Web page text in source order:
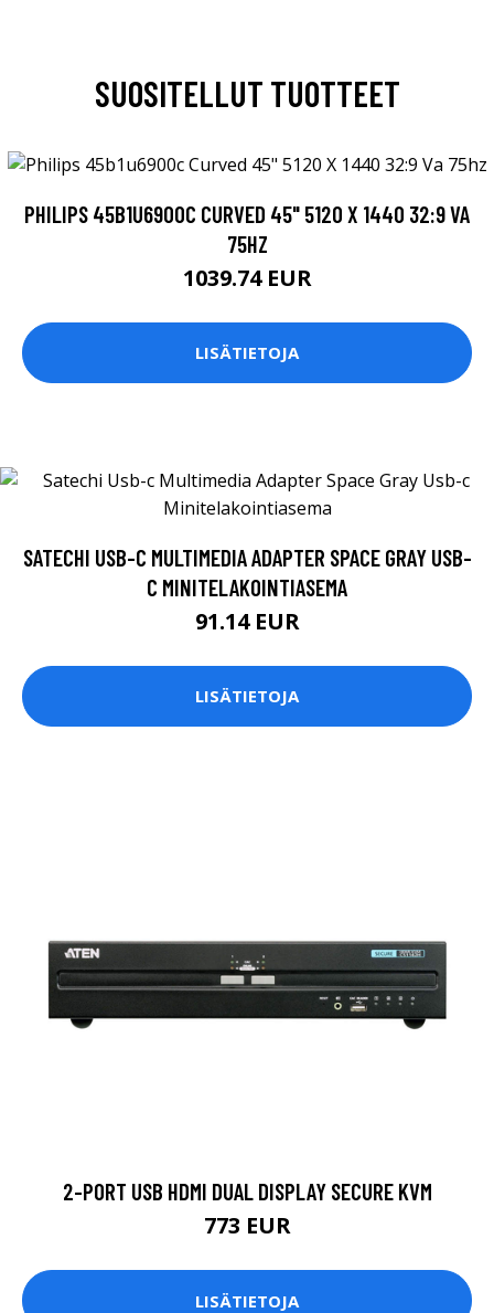
SUOSITELLUT TUOTTEET
PHILIPS 45B1U6900C CURVED 45" 5120 X 1440 32:9 VA
75HZ
1039.74 EUR
LISÄTIETOJA
SATECHI USB-C MULTIMEDIA ADAPTER SPACE GRAY USB-
C MINITELAKOINTIASEMA
91.14 EUR
LISÄTIETOJA
2-PORT USB HDMI DUAL DISPLAY SECURE KVM
773 EUR
LISÄTIETOJA